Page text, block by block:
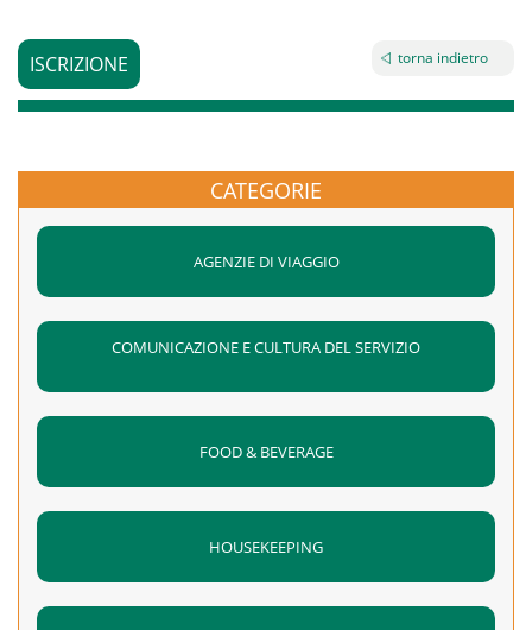
ISCRIZIONE torna indietro
CATEGORIE
AGENZIE DI VIAGGIO
COMUNICAZIONE E CULTURA DEL SERVIZIO
FOOD & BEVERAGE
HOUSEKEEPING